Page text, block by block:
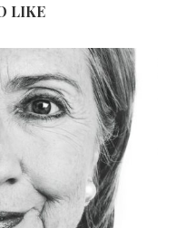
LIKE